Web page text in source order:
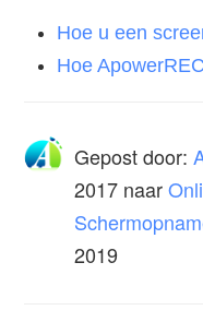
Hoe u een
Hoe
Gepost door:
2017 naar
2019